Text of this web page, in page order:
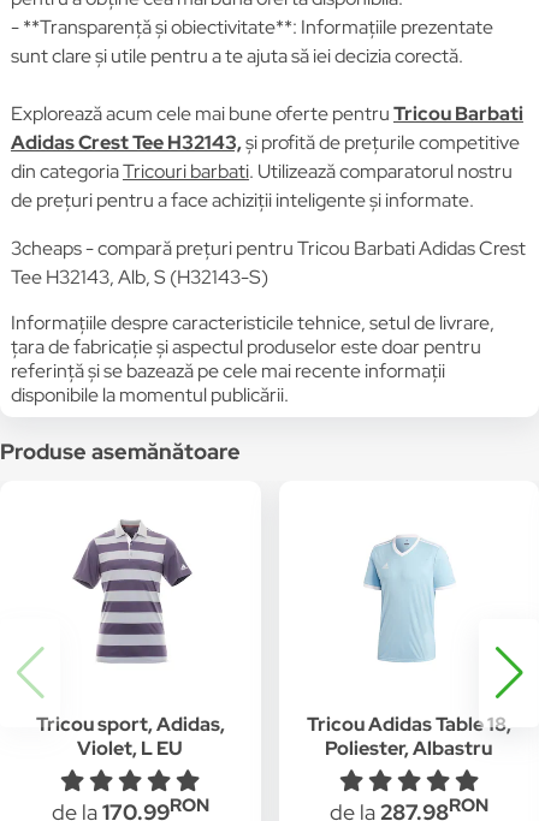
- **Transparență și obiectivitate**: Informațiile prezentate
sunt clare și utile pentru a te ajuta să iei decizia corectă.
Explorează acum cele mai bune oferte pentruTricou Barbati
Adidas Crest Tee H32143,și profită de prețurile competitive
din categoriaTricouri barbati. Utilizează comparatorul nostru
de prețuri pentru a face achiziții inteligente și informate.
3cheaps - compară prețuri pentru Tricou Barbati Adidas Crest
Tee H32143, Alb, S (H32143-S)
Informațiile despre caracteristicile tehnice, setul de livrare,
țara de fabricație și aspectul produselor este doar pentru
referință și se bazează pe cele mai recente informații
disponibile la momentul publicării.
Produse asemănătoare
Tricou sport, Adidas,
Violet, L EU
de la170.99RON
Tricou Adidas Table 18,
Poliester, Albastru
deschis, S
de la287.98RON